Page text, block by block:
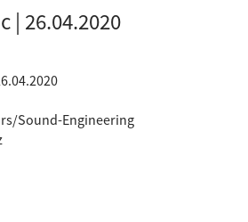
| 26.04.2020
Sound-Engineering